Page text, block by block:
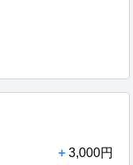
+ 3,000円